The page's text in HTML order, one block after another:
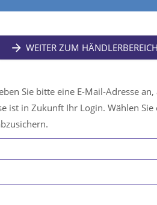
WEITER ZUM
Sie bitte eine E-Mail-Adresse an,
ist in Zukunft Ihr Login. Wählen Sie